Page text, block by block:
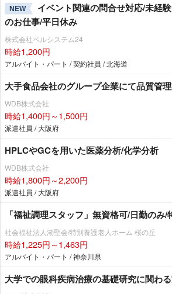
NEW
イベント関連の問合せ対応/未経
のお仕事/平日休み
株式会社ベルシステム24
時給1,200円
アルバイト・パート / 契約社員 / 北海道
大手食品会社のグループ企業にて品質管
WDB株式会社
時給1,400円～1,500円
派遣社員 / 大阪府
HPLCやGCを用いた医薬分析/化学分析
WDB株式会社
時給1,800円～2,200円
派遣社員 / 大阪府
「福祉調理スタッフ」無資格可/日勤のみ
社会福祉法人湖聖会/特別養護老人ホーム 桜の丘
時給1,225円～1,463円
アルバイト・パート / 神奈川県
大学での眼科疾病治療の基礎研究に関わ